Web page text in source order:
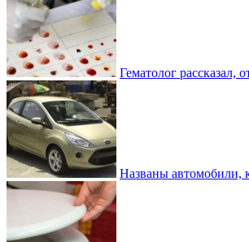
Гематолог рассказал,
Названы автомобили,